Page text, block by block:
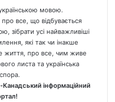
мовою.
все, що відбувається
зібрати усі найважливіші
які так чи інакше
життя, про все, чим живе
листа та українська
Канадський інформаційний